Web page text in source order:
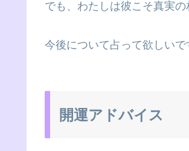
でも、わたしは彼こそ真実
今後について占って欲しいで
開運アドバイス